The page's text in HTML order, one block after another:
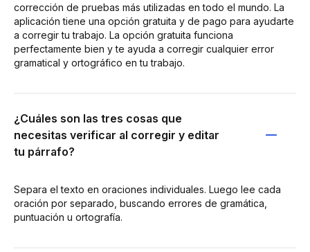
corrección de pruebas más utilizadas en todo el mundo. La
aplicación tiene una opción gratuita y de pago para ayudarte
a corregir tu trabajo. La opción gratuita funciona
perfectamente bien y te ayuda a corregir cualquier error
gramatical y ortográfico en tu trabajo.
¿Cuáles son las tres cosas que
necesitas verificar al corregir y editar
tu párrafo?
Separa el texto en oraciones individuales. Luego lee cada
oración por separado, buscando errores de gramática,
puntuación u ortografía.